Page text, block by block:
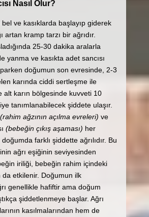
Nasıl Olur?
bel ve kasıklarda başlayıp giderek
artan kramp tarzı bir ağrıdır.
25-30 dakika aralarla
yanma ve kasıkta adet sancısı
doğumun son evresinde, 2-3
karında ciddi sertleşme ile
alt karın bölgesinde kuvveti 10
tanımlanabilecek şiddete ulaşır.
(rahim ağzının açılma evreleri) ve
(bebeğin çıkış aşaması) her
farklı şiddette ağrılıdır. Bu
ağrı eşiğinin seviyesinden
iriliği, bebeğin rahim içindeki
da etkilenir. Doğumun ilk
genellikle hafiftir ama doğum
şiddetlenmeye başlar. Ağrı
kasılmalarından hem de